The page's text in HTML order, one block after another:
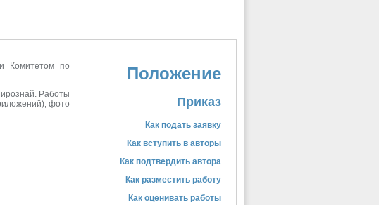
и Комитетом по
Работы
фото
Положение
Приказ
Как подать заявку
Как вступить в авторы
Как подтвердить автора
Как разместить работу
Как оценивать работы